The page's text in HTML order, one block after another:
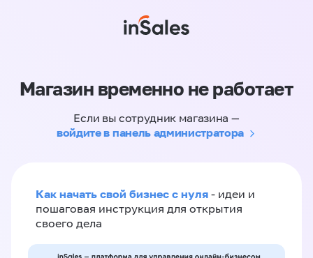
Магазин временно не работает
Если вы сотрудник магазина —
войдите в панель администратора
Как начать свой бизнес с нуля - идеи и
пошаговая инструкция для открытия
своего дела